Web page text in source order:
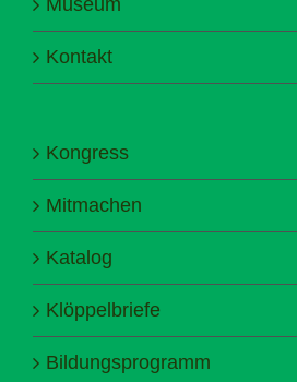
Kontakt
Kongress
Mitmachen
Katalog
Klöppelbriefe
Bildungsprogramm